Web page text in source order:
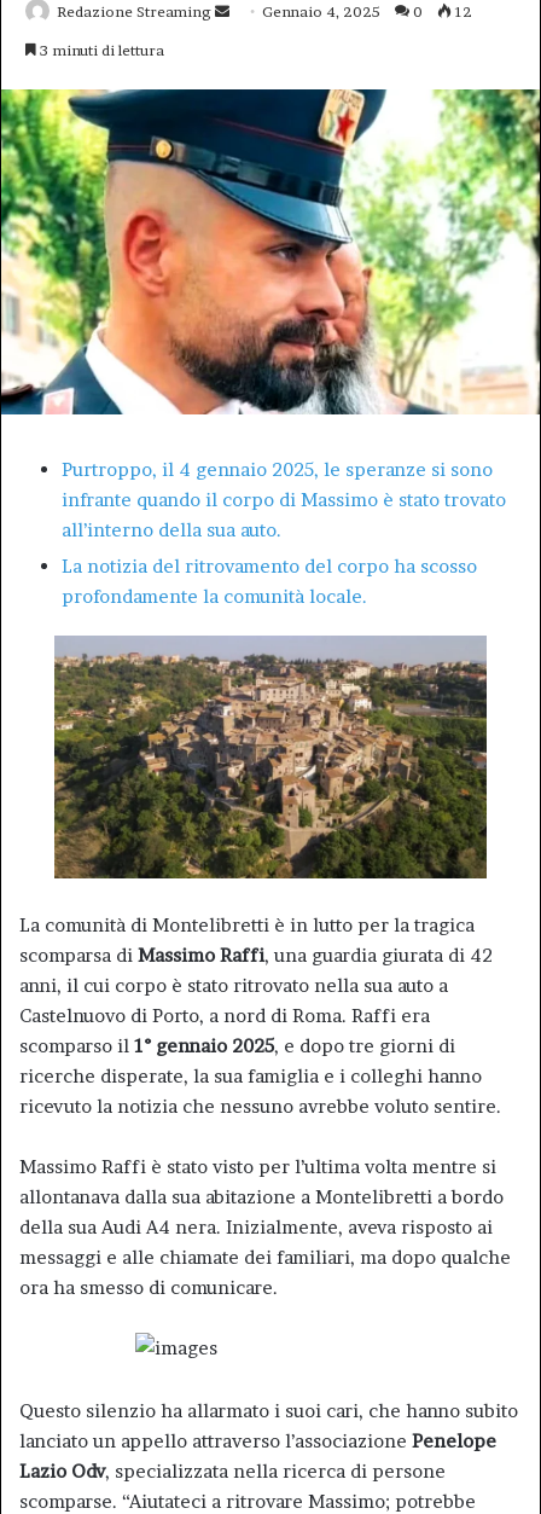
Redazione Streaming
InviaGennaio 4, 2025 0 12
3 minuti di lettura
Purtroppo, il 4 gennaio 2025, le speranze si sono
infrante quando il corpo di Massimo è stato trovato
all’interno della sua auto.
La notizia del ritrovamento del corpo ha scosso
profondamente la comunità locale.
La comunità di Montelibretti è in lutto per la tragica
scomparsa di Massimo Raffi, una guardia giurata di 42
anni, il cui corpo è stato ritrovato nella sua auto a
Castelnuovo di Porto, a nord di Roma. Raffi era
scomparso il 1° gennaio 2025, e dopo tre giorni di
ricerche disperate, la sua famiglia e i colleghi hanno
ricevuto la notizia che nessuno avrebbe voluto sentire.
Massimo Raffi è stato visto per l’ultima volta mentre si
allontanava dalla sua abitazione a Montelibretti a bordo
della sua Audi A4 nera. Inizialmente, aveva risposto ai
messaggi e alle chiamate dei familiari, ma dopo qualche
ora ha smesso di comunicare.
Questo silenzio ha allarmato i suoi cari, che hanno subito
lanciato un appello attraverso l’associazione Penelope
Lazio Odv, specializzata nella ricerca di persone
scomparse. “Aiutateci a ritrovare Massimo; potrebbe